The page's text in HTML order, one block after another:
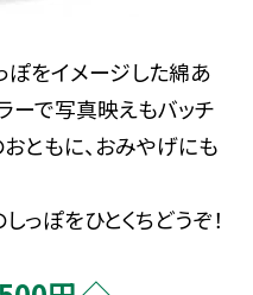
ぽをイメージした綿あ
ーで写真映えもバッチ
ともに、おみやげにも
っぽをひとくちどうぞ！